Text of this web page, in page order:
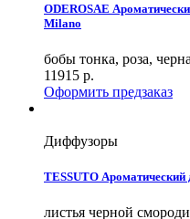
ODEROSAE
Milano
бобы тонка, роза,
11915 р.
Оформить предзаказ
Диффузоры
TESSUTO
листья черной